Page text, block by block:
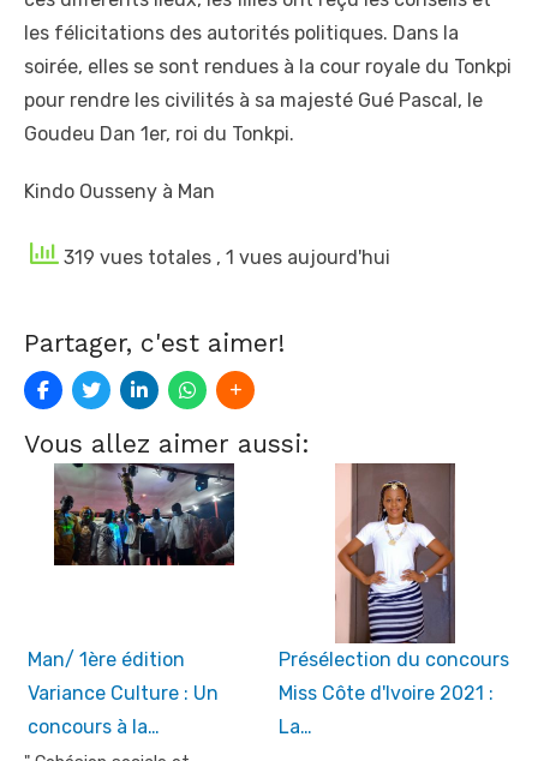
les félicitations des autorités politiques. Dans la
soirée, elles se sont rendues à la cour royale du Tonkpi
pour rendre les civilités à sa majesté Gué Pascal, le
Goudeu Dan 1er, roi du Tonkpi.
Kindo Ousseny à Man
319 vues totales , 1 vues aujourd'hui
Partager, c'est aimer!
Vous allez aimer aussi:
Man/ 1ère édition
Variance Culture : Un
concours à la…
Présélection du concours
Miss Côte d'Ivoire 2021 :
La…